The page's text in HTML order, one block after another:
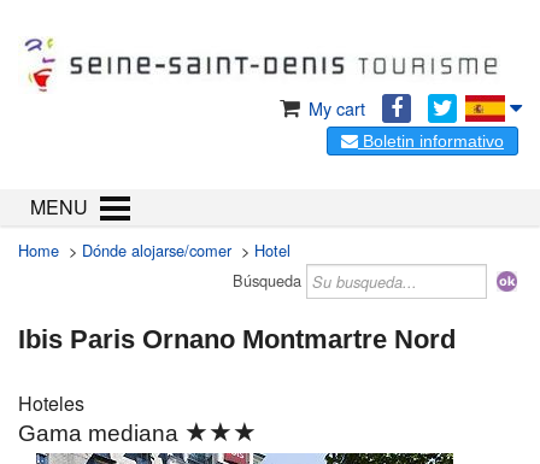
My cart
Boletin informativo
MENU
Home > Dónde alojarse/comer> Hotel
Búsqueda
Ibis Paris Ornano Montmartre Nord
Hoteles
Gama mediana ★★★